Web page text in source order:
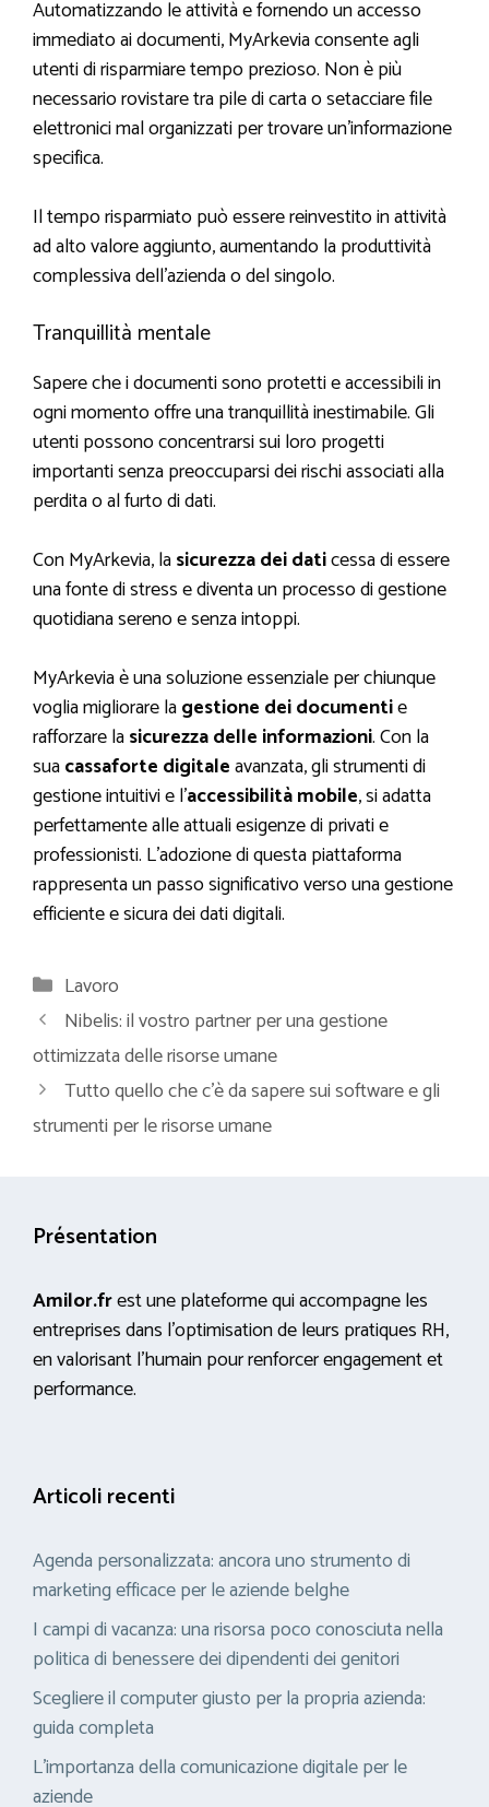
Automatizzando le attività e fornendo un accesso
immediato ai documenti, MyArkevia consente agli
utenti di risparmiare tempo prezioso. Non è più
necessario rovistare tra pile di carta o setacciare file
elettronici mal organizzati per trovare un’informazione
specifica.
Il tempo risparmiato può essere reinvestito in attività
ad alto valore aggiunto, aumentando la produttività
complessiva dell’azienda o del singolo.
Tranquillità mentale
Sapere che i documenti sono protetti e accessibili in
ogni momento offre una tranquillità inestimabile. Gli
utenti possono concentrarsi sui loro progetti
importanti senza preoccuparsi dei rischi associati alla
perdita o al furto di dati.
Con MyArkevia, lasicurezza dei daticessa di essere
una fonte di stress e diventa un processo di gestione
quotidiana sereno e senza intoppi.
MyArkevia è una soluzione essenziale per chiunque
voglia migliorare lagestione dei documentie
rafforzare lasicurezza delle informazioni. Con la
suacassaforte digitaleavanzata, gli strumenti di
gestione intuitivi e l’accessibilità mobile, si adatta
perfettamente alle attuali esigenze di privati e
professionisti. L’adozione di questa piattaforma
rappresenta un passo significativo verso una gestione
efficiente e sicura dei dati digitali.
Categorie
Lavoro
Nibelis: il vostro partner per una gestione
ottimizzata delle risorse umane
Tutto quello che c’è da sapere sui software e gli
strumenti per le risorse umane
Présentation
Amilor.frest une plateforme qui accompagne les
entreprises dans l’optimisation de leurs pratiques RH,
en valorisant l’humain pour renforcer engagement et
performance.
Articoli recenti
Agenda personalizzata: ancora uno strumento di
marketing efficace per le aziende belghe
I campi di vacanza: una risorsa poco conosciuta nella
politica di benessere dei dipendenti dei genitori
Scegliere il computer giusto per la propria azienda:
guida completa
L’importanza della comunicazione digitale per le
aziende